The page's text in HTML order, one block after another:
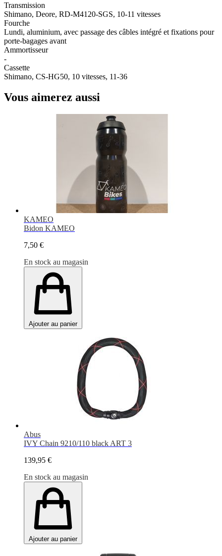
Transmission
Shimano, Deore, RD-M4120-SGS, 10-11 vitesses
Fourche
Lundi, aluminium, avec passage des câbles intégré et fixations pour
porte-bagages avant
Ammortisseur
-
Cassette
Shimano, CS-HG50, 10 vitesses, 11-36
Vous aimerez aussi
KAMEO
Bidon KAMEO
7,50 €
En stock au magasin
Ajouter au panier
Abus
IVY Chain 9210/110 black ART 3
139,95 €
En stock au magasin
Ajouter au panier